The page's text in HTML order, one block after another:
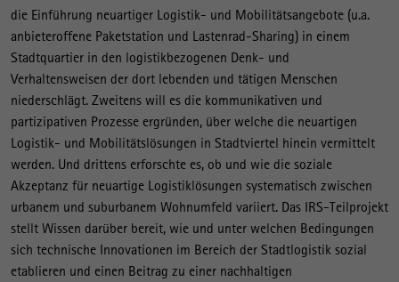
die Einführung neuartiger Logistik- und Mobilitätsangebote (u.a.
anbieteroffene Paketstation und Lastenrad-Sharing) in einem
Stadtquartier in den logistikbezogenen Denk- und
Verhaltensweisen der dort lebenden und tätigen Menschen
niederschlägt. Zweitens will es die kommunikativen und
partizipativen Prozesse ergründen, über welche die neuartigen
Logistik- und Mobilitätslösungen in Stadtviertel hinein vermittelt
werden. Und drittens erforschte es, ob und wie die soziale
Akzeptanz für neuartige Logistiklösungen systematisch zwischen
urbanem und suburbanem Wohnumfeld variiert. Das IRS-Teilprojekt
stellt Wissen darüber bereit, wie und unter welchen Bedingungen
sich technische Innovationen im Bereich der Stadtlogistik sozial
etablieren und einen Beitrag zu einer nachhaltigen